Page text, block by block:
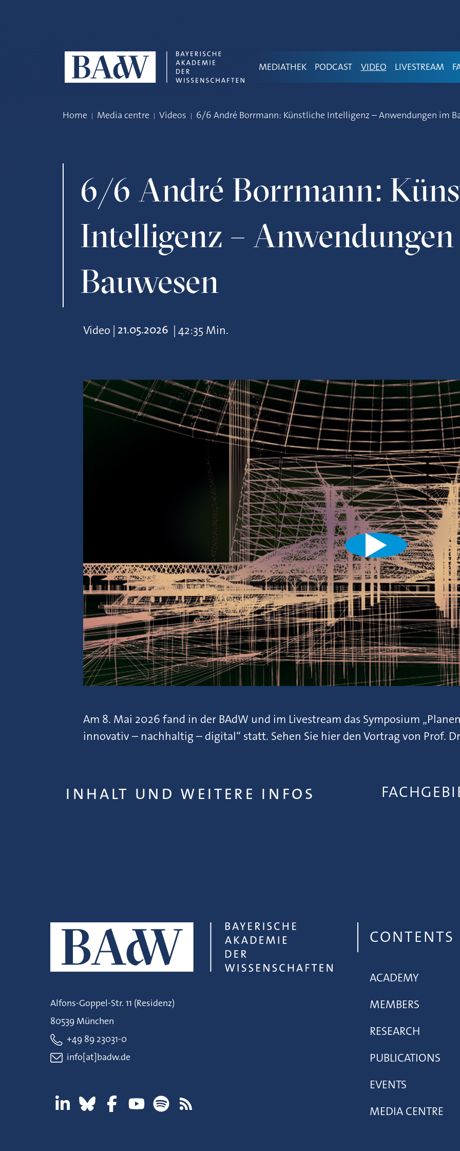
MEDIATHEK PODCAST VIDEO LIVESTREAM
Home Media centre Videos 6/6 André Borrmann: Künstliche Intelligenz – Anwendungen im
6/6 André Borrmann:
Intelligenz –
Bauwesen
Video | 21.05.2026 | 42:35 Min.
Am 8. Mai 2026 fand in der BAdW und im Livestream das Symposium
innovativ – nachhaltig – digital“ statt. Sehen Sie hier den Vortrag von Prof.
INHALT UND WEITERE INFOS
Alfons-Goppel-Str. 11 (Residenz)
80539 München
+49 89 23031-0
info[at]badw.de
CONTENTS
ACADEMY
MEMBERS
RESEARCH
PUBLICATIONS
EVENTS
MEDIA CENTRE